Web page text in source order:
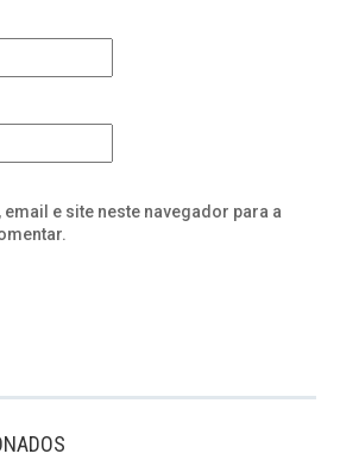
e site neste navegador para a